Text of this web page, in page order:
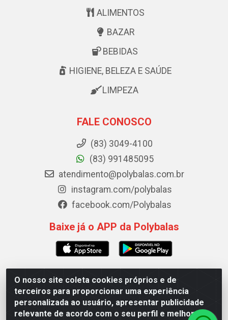
O nosso site coleta cookies próprios e de
terceiros para proporcionar uma experiência
personalizada ao usuário, apresentar publicidade
relevante de acordo com o seu perfil e melhorar a
ALIMENTOS
BAZAR
BEBIDAS
HIGIENE, BELEZA E SAÚDE
LIMPEZA
FALE CONOSCO
(83) 3049-4100
(83) 991485095
atendimento@polybalas.com.br
instagram.com/polybalas
facebook.com/Polybalas
Baixe já o APP da Polybalas
Polybalas - Rua João Miguel de Souza, 173 Galpão B -
Ernesto Geisel, João Pessoa/PB - CEP 58.075-075 - CNPJ
00.909.327/0002-61